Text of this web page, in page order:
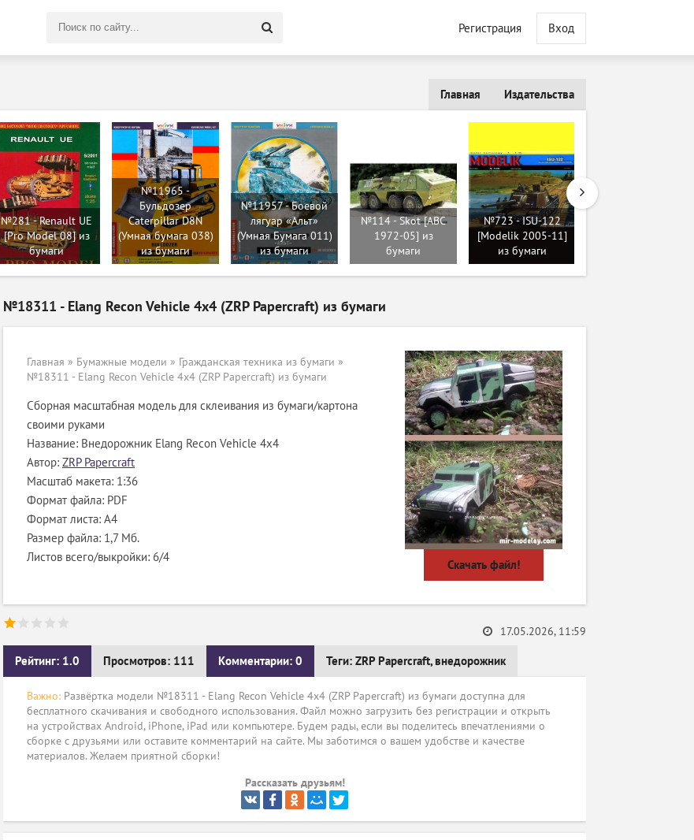
Регистрация Вход
Издательства
Главная
№281 - Renault UE
[Pro Model 08] из
бумаги
№11965 -
Бульдозер
Caterpillar D8N
(Умная бумага 038)
из бумаги
№11957 - Боевой
лягуар «Альт»
(Умная Бумага 011)
из бумаги
№114 - Skot [ABC
1972-05] из
бумаги
№723 - ISU-122
[Modelik 2005-11]
из бумаги
№18311 - Elang Recon Vehicle 4x4 (ZRP Papercraft) из бумаги
Главная » Бумажные модели » Гражданская техника из бумаги »
№18311 - Elang Recon Vehicle 4x4 (ZRP Papercraft) из бумаги
Сборная масштабная модель для склеивания из бумаги/картона
своими руками
Название: Внедорожник Elang Recon Vehicle 4x4
Автор: ZRP Papercraft
Масштаб макета: 1:36
Формат файла: PDF
Формат листа: А4
Размер файла: 1,7 Мб.
Листов всего/выкройки: 6/4
Скачать файл!
Рейтинг: 1.0 Просмотров: 111 Комментарии: 0 Теги: ZRP Papercraft,внедорожник
17.05.2026, 11:59
Важно: Развёртка модели №18311 - Elang Recon Vehicle 4x4 (ZRP Papercraft) из бумаги доступна для
бесплатного скачивания и свободного использования. Файл можно загрузить без регистрации и открыть
на устройствах Android, iPhone, iPad или компьютере. Будем рады, если вы поделитесь впечатлениями о
сборке с друзьями или оставите комментарий на сайте. Мы заботимся о вашем удобстве и качестве
материалов. Желаем приятной сборки!
Рассказать друзьям!